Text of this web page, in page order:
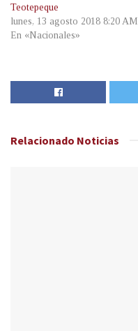
Teotepeque
lunes, 13 agosto 2018 8:20 AM
En «Nacionales»
Relacionado Noticias